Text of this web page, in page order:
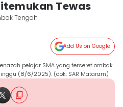
Tewas
Tengah
Add Us on Google
pelajar SMA yang terseret ombak
(8/6/2025). (dok. SAR Mataram)